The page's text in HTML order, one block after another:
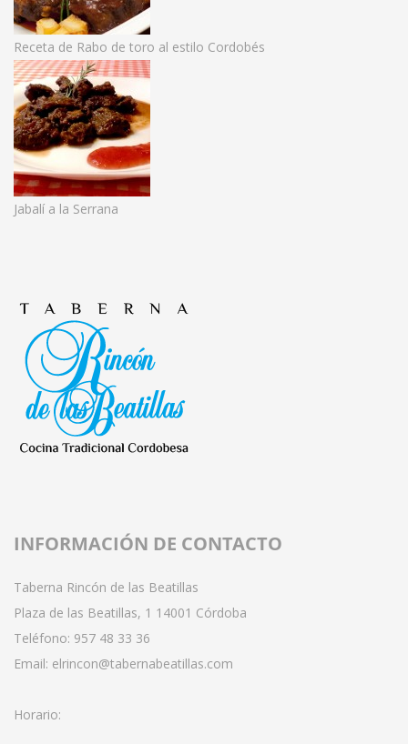
Receta de Rabo de toro al estilo Cordobés
Jabalí a la Serrana
INFORMACIÓN DE CONTACTO
Taberna Rincón de las Beatillas
Plaza de las Beatillas, 1 14001 Córdoba
Teléfono: 957 48 33 36
Email: elrincon@tabernabeatillas.com
Horario: